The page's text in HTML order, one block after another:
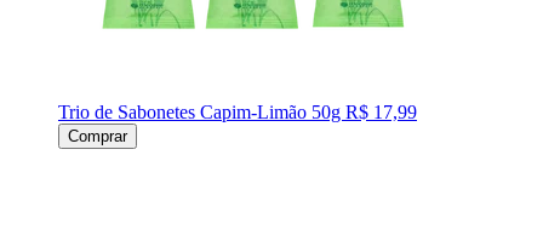
Trio de Sabonetes Capim-Limão 50g R$ 17,99
Comprar